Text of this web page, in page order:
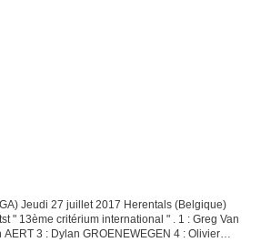
" 13ème critérium international " . 1 : Greg Van
AERT 3 : Dylan GROENEWEGEN 4 : Olivier